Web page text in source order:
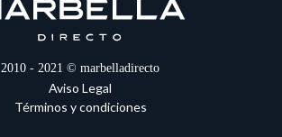
2010 - 2021 © marbelladirecto
Aviso Legal
Términos y condiciones